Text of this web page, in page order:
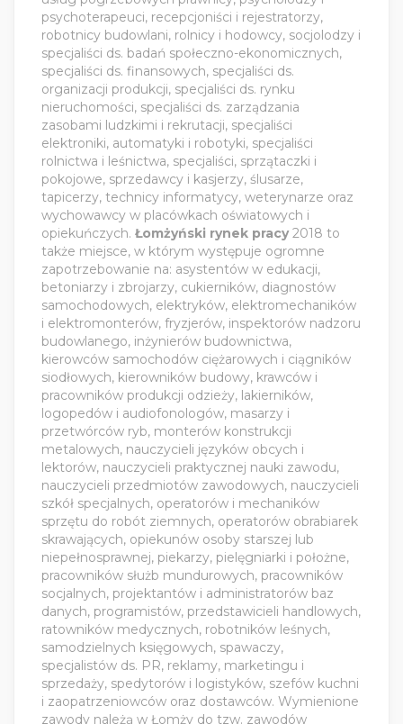
psychoterapeuci, recepcjoniści i rejestratorzy,
robotnicy budowlani, rolnicy i hodowcy, socjolodzy i
specjaliści ds. badań społeczno-ekonomicznych,
specjaliści ds. finansowych, specjaliści ds.
organizacji produkcji, specjaliści ds. rynku
nieruchomości, specjaliści ds. zarządzania
zasobami ludzkimi i rekrutacji, specjaliści
elektroniki, automatyki i robotyki, specjaliści
rolnictwa i leśnictwa, specjaliści, sprzątaczki i
pokojowe, sprzedawcy i kasjerzy, ślusarze,
tapicerzy, technicy informatycy, weterynarze oraz
wychowawcy w placówkach oświatowych i
opiekuńczych. Łomżyński rynek pracy2018 to
także miejsce, w którym występuje ogromne
zapotrzebowanie na: asystentów w edukacji,
betoniarzy i zbrojarzy, cukierników, diagnostów
samochodowych, elektryków, elektromechaników
i elektromonterów, fryzjerów, inspektorów nadzoru
budowlanego, inżynierów budownictwa,
kierowców samochodów ciężarowych i ciągników
siodłowych, kierowników budowy, krawców i
pracowników produkcji odzieży, lakierników,
logopedów i audiofonologów, masarzy i
przetwórców ryb, monterów konstrukcji
metalowych, nauczycieli języków obcych i
lektorów, nauczycieli praktycznej nauki zawodu,
nauczycieli przedmiotów zawodowych, nauczycieli
szkół specjalnych, operatorów i mechaników
sprzętu do robót ziemnych, operatorów obrabiarek
skrawających, opiekunów osoby starszej lub
niepełnosprawnej, piekarzy, pielęgniarki i położne,
pracowników służb mundurowych, pracowników
socjalnych, projektantów i administratorów baz
danych, programistów, przedstawicieli handlowych,
ratowników medycznych, robotników leśnych,
samodzielnych księgowych, spawaczy,
specjalistów ds. PR, reklamy, marketingu i
sprzedaży, spedytorów i logistyków, szefów kuchni
i zaopatrzeniowców oraz dostawców. Wymienione
zawody należą w Łomży do tzw. zawodów